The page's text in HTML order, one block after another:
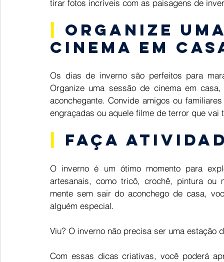
tirar fotos incríveis com as paisagens de
Organize
cinema em
Os dias de inverno são perfeitos para
Organize uma sessão de cinema em
aconchegante. Convide amigos ou
engraçadas ou aquele filme de terror que
Faça
O inverno é um ótimo momento para
artesanais, como tricô, crochê, pintura ou
mente sem sair do aconchego de casa,
alguém especial.
Viu? O inverno não precisa ser uma estação
Com essas dicas criativas, você poderá